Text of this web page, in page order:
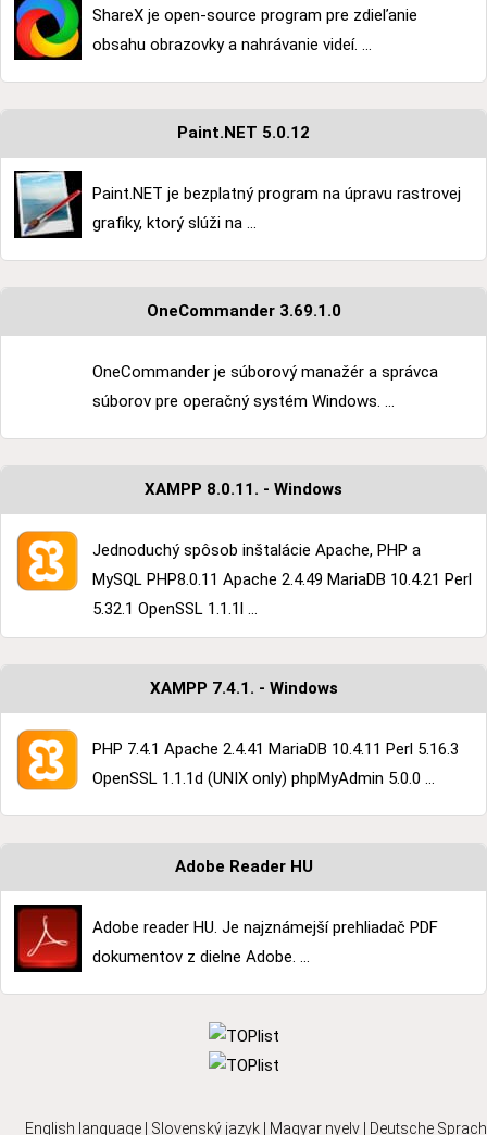
ShareX je open-source program pre zdieľanie
obsahu obrazovky a nahrávanie videí. ...
Paint.NET 5.0.12
Paint.NET je bezplatný program na úpravu rastrovej
grafiky, ktorý slúži na ...
OneCommander 3.69.1.0
OneCommander je súborový manažér a správca
súborov pre operačný systém Windows. ...
XAMPP 8.0.11. - Windows
Jednoduchý spôsob inštalácie Apache, PHP a
MySQL PHP8.0.11 Apache 2.4.49 MariaDB 10.4.21 Perl
5.32.1 OpenSSL 1.1.1l ...
XAMPP 7.4.1. - Windows
PHP 7.4.1 Apache 2.4.41 MariaDB 10.4.11 Perl 5.16.3
OpenSSL 1.1.1d (UNIX only) phpMyAdmin 5.0.0 ...
Adobe Reader HU
Adobe reader HU. Je najznámejší prehliadač PDF
dokumentov z dielne Adobe. ...
English language Slovenský jazyk Magyar nyelv Deutsche